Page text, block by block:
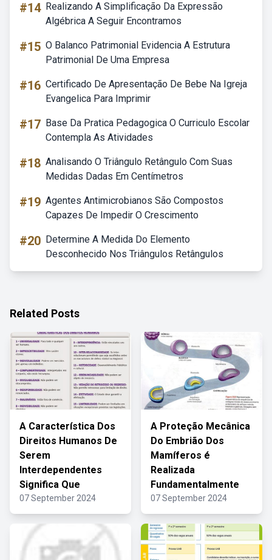
#14 Realizando A Simplificação Da Expressão
Algébrica A Seguir Encontramos
#15 O Balanco Patrimonial Evidencia A Estrutura
Patrimonial De Uma Empresa
#16 Certificado De Apresentação De Bebe Na Igreja
Evangelica Para Imprimir
#17 Base Da Pratica Pedagogica O Curriculo Escolar
Contempla As Atividades
#18 Analisando O Triângulo Retângulo Com Suas
Medidas Dadas Em Centímetros
#19 Agentes Antimicrobianos São Compostos
Capazes De Impedir O Crescimento
#20 Determine A Medida Do Elemento
Desconhecido Nos Triângulos Retângulos
Related Posts
A Característica Dos
Direitos Humanos De
Serem
Interdependentes
Significa Que
07 September 2024
A Proteção Mecânica
Do Embrião Dos
Mamíferos é
Realizada
Fundamentalmente
07 September 2024